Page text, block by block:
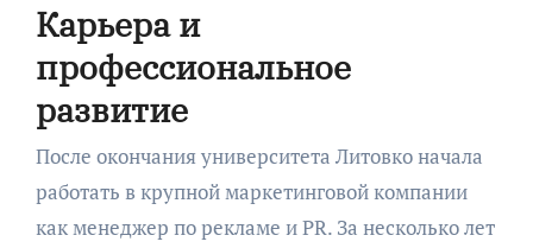
Карьера и
профессиональное
развитие
После окончания университета Литовко начала
работать в крупной маркетинговой компании
как менеджер по рекламе и PR. За несколько лет